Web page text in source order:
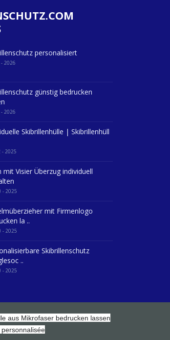
personalisiert
- 2026
günstig bedrucken
- 2026
Skibrillenhülle | Skibrillenhüll
- 2025
mit Visier Überzug individuell
- 2025
mit Firmenlogo
la ..
- 2025
Skibrillenschutz
..
- 2025
aus Mikrofaser bedrucken lassen